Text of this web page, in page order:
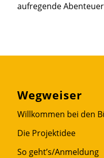
aufregende
Wegweiser
Willkommen bei den
Die Projektidee
So geht’s/Anmeldung